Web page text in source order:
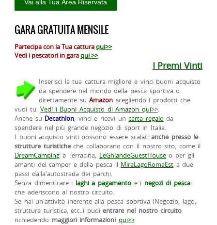
GARA GRATUITA MENSILE
Partecipa con la Tua catturaqui>>
Vedi i pescatori in garaqui >>
I Premi Vinti
Inserisci la tua cattura migliore e vinci buoni acquisto
da spendere nel mondo della pesca sportiva o
direttamente suAmazon scegliendo i prodotti che
vuoi tu.Vedi i Buoni Acquisto di Amazon qui>>.
Anche su Decathlon, vinci e ricevi uncarta regalo da
spendere nel più grande negozio di sport in Italia.
I buoni acquisto vinti possono essere scalatianche presso le
strutture turisticheche collaborano con il nostro sito, come il
DreamCamping a Terracina, LeGhiandeGuestHouseo per gli
amanti del camper e della pesca il MiraLagoRomaEst a due
passi dalla'autostrada dei parchi.
Senza dimenticare i laghi a pagamento e i negozi di pesca
che aderiscono al nostro circuito.
Se hai un'attività inerente alla pesca sportiva (Negozio, lago,
struttura turistica, etc..) puoientrare nel nostro circuito
richiedendo maggiori informazioni qui>>